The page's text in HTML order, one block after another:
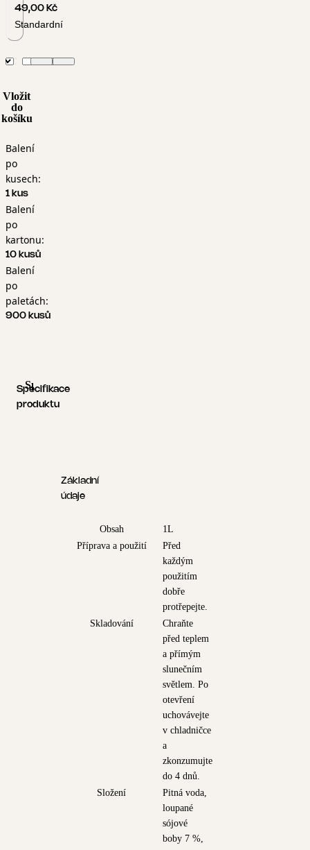
49,00 Kč
Standardní
Vložit
do
košíku
Balení
po
kusech:
1 kus
Balení
po
kartonu:
10 kusů
Balení
po
paletách:
900 kusů
Specifikace produktu
Specifikace
produktu
Základní
údaje
Obsah
1L
Příprava a použití
Před
každým
použitím
dobře
protřepejte.
Skladování
Chraňte
před teplem
a přímým
slunečním
světlem. Po
otevření
uchovávejte
v chladničce
a
zkonzumujte
do 4 dnů.
Složení
Pitná voda,
loupané
sójové
boby 7 %,